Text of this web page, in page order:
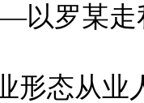
以罗某走
形态从业